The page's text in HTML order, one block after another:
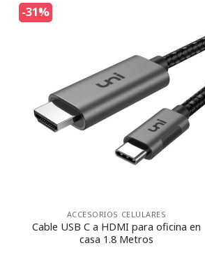
-31%
ACCESORIOS CELULARES
Cable USB C a HDMI para oficina en
casa 1.8 Metros